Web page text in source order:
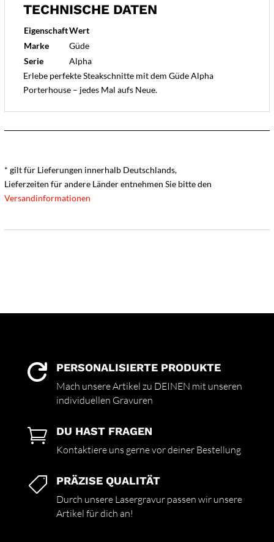
TECHNISCHE DATEN
EigenschaftWert
Marke
Güde
Serie
Alpha
Erlebe perfekte Steakschnitte mit dem Güde Alpha
Porterhouse – jedes Mal aufs Neue.
* gilt für Lieferungen innerhalb Deutschlands,
Lieferzeiten für andere Länder entnehmen Sie bitte den
Versandinformationen
 PERSONALISIERTE PRODUKTE
Mach unsere Artikel zu DEINEN mit unseren
individuellen Gravuren
 DU HAST FRAGEN
Kontaktiere uns gerne vor deiner Bestellung
 PRÄZISE QUALITÄT
Durch unsere Lasergravur passen wir unsere
Artikel für dich an!